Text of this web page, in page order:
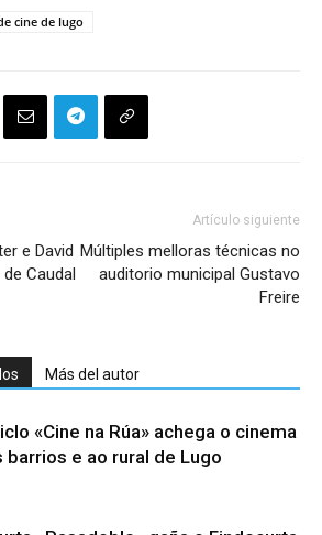
cine de lugo
e David
Caudal
Artículo siguiente
Múltiples melloras técnicas no
auditorio municipal Gustavo
Freire
Más del autor
«Cine na Rúa» achega o cinema
barrios e ao rural de Lugo